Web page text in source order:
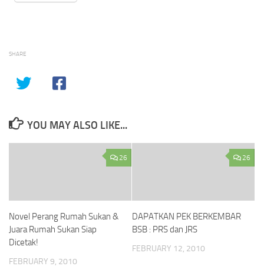
SHARE
YOU MAY ALSO LIKE...
26
Novel Perang Rumah Sukan &
Juara Rumah Sukan Siap
Dicetak!
FEBRUARY 9, 2010
26
DAPATKAN PEK BERKEMBAR
BSB : PRS dan JRS
FEBRUARY 12, 2010